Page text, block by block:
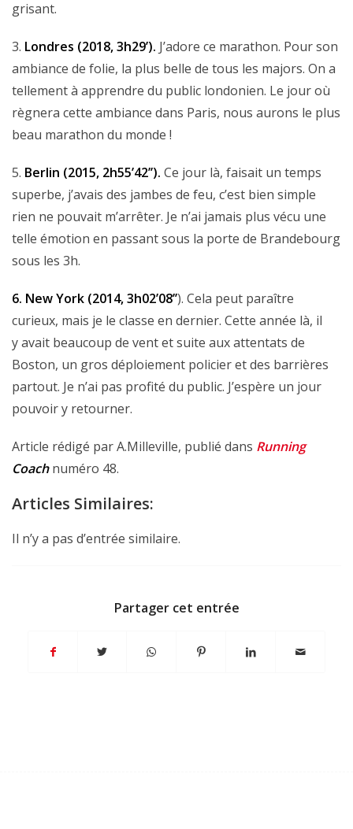
grisant.
3. Londres (2018, 3h29’). J’adore ce marathon. Pour son
ambiance de folie, la plus belle de tous les majors. On a
tellement à apprendre du public londonien. Le jour où
règnera cette ambiance dans Paris, nous aurons le plus
beau marathon du monde !
5. Berlin (2015, 2h55’42’’). Ce jour là, faisait un temps
superbe, j’avais des jambes de feu, c’est bien simple
rien ne pouvait m’arrêter. Je n’ai jamais plus vécu une
telle émotion en passant sous la porte de Brandebourg
sous les 3h.
6. New York (2014, 3h02’08’’). Cela peut paraître
curieux, mais je le classe en dernier. Cette année là, il
y avait beaucoup de vent et suite aux attentats de
Boston, un gros déploiement policier et des barrières
partout. Je n’ai pas profité du public. J’espère un jour
pouvoir y retourner.
Article rédigé par A.Milleville, publié dans Running
Coachnuméro 48.
Articles Similaires:
Il n’y a pas d’entrée similaire.
Partager cet entrée